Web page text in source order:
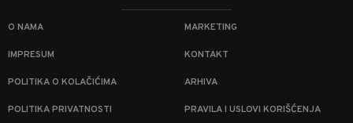
O NAMA MARKETING
IMPRESUM KONTAKT
POLITIKA O KOLAČIĆIMA ARHIVA
POLITIKA PRIVATNOSTI PRAVILA I USLOVI KORIŠĆENJA